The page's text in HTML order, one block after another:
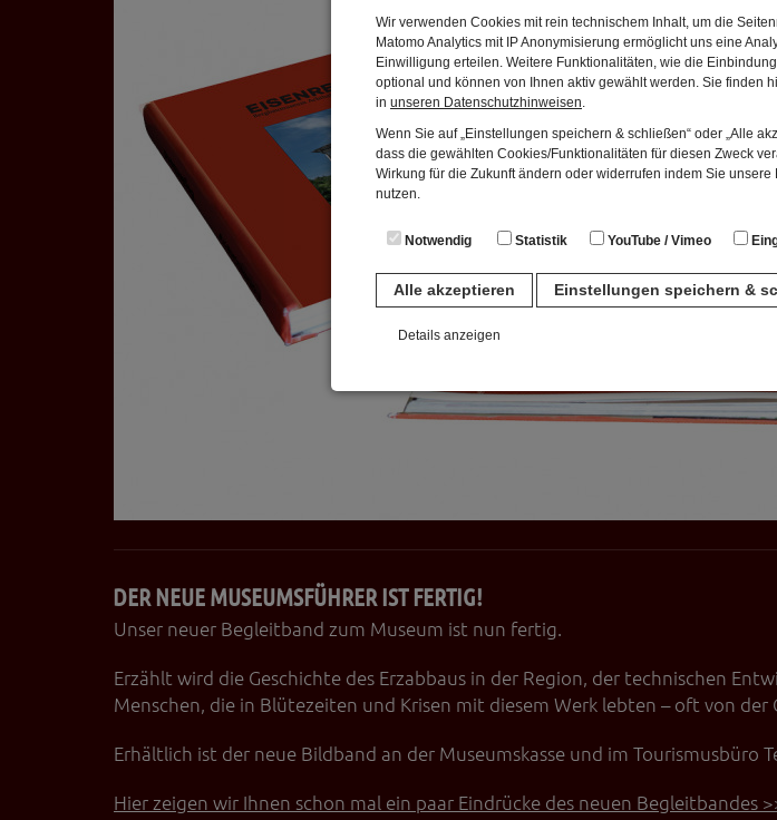
Wir verwenden Cookies mit rein technischem Inhalt, um die
Matomo Analytics mit IP Anonymisierung ermöglicht uns eine
Einwilligung erteilen. Weitere Funktionalitäten, wie die
optional und können von Ihnen aktiv gewählt werden. Sie finden
in unseren Datenschutzhinweisen.
Wenn Sie auf „Einstellungen speichern & schließen“ oder „Alle
dass die gewählten Cookies/Funktionalitäten für diesen Zweck
Wirkung für die Zukunft ändern oder widerrufen indem Sie
nutzen.
Notwendig Statistik YouTube / Vimeo
Alle akzeptieren Einstellungen speichern &
Details anzeigen
Diese Cookies sind für den Betrieb der Seite unbedingt
die Funktion AnonymizeIP zur Anonymisierung Ihrer IP-Adresse,
YouTube / Vimeo
Videos werden über die Plattformen YouTube oder Vimeo
Website speichert, bevor diese sich das Video ansehen.
Optional sind externe Inhalte auf den Seiten dieser Website
DER NEUE MUSEUMSFÜHRER IST FERTIG!
Unser neuer Begleitband zum Museum ist nun fertig.
Erzählt wird die Geschichte des Erzabbaus in der Region, der technischen
Menschen, die in Blütezeiten und Krisen mit diesem Werk lebten – oft von der
Erhältlich ist der neue Bildband an der Museumskasse und im Tourismusbüro
Hier zeigen wir Ihnen schon mal ein paar Eindrücke des neuen Begleitbandes